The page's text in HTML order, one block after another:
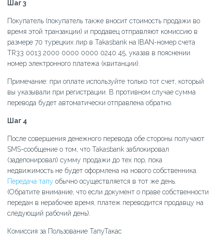
Шаг 3
Покупатель (покупатель также вносит стоимость продажи во
время этой транзакции) и продавец отправляют комиссию в
размере 70 турецких лир в Takasbank на IBAN-номер счета
TR33 0013 2000 0000 0000 0240 45, указав в пояснении
номер электронного платежа (квитанции).
Примечание: при оплате используйте только тот счет, который
вы указывали при регистрации. В противном случае сумма
перевода будет автоматически отправлена обратно.
Шаг 4
После совершения денежного перевода обе стороны получают
SMS-сообщение о том, что Takasbank заблокировал
(задепонировал) сумму продажи до тех пор, пока
недвижимость не будет оформлена на нового собственника.
Передача тапу обычно осуществляется в тот же день.
(Обратите внимание, что если документ о праве собственности
передан в нерабочее время, платеж переводится продавцу на
следующий рабочий день).
Комиссия за Пользование ТапуТакас